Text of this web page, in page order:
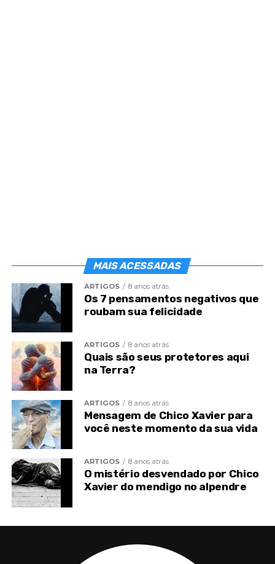
Se te afeiçoas à gritaria, não Lhe percebes a voz.
Conserva-te, pois, confiantes, embora a preço de
sacrifício.
Decerto, encontrarás ainda hoje corações
envenenados que destilam irritação e desgosto,
medo e fel.
Ainda mesmo que te firam e apedrejem, aquieta-te
e abençoa-os com a tua paz.
Os desesperados tornarão à harmonia, os doentes
voltarão à saúde, os loucos serão curados,
os ingratos despertarão…
MAIS ACESSADAS
ARTIGOS 8 anos atrás
Os 7 pensamentos negativos que
roubam sua felicidade
ARTIGOS 8 anos atrás
Quais são seus protetores aqui
na Terra?
ARTIGOS 8 anos atrás
Mensagem de Chico Xavier para
você neste momento da sua vida
ARTIGOS 8 anos atrás
O mistério desvendado por Chico
Xavier do mendigo no alpendre